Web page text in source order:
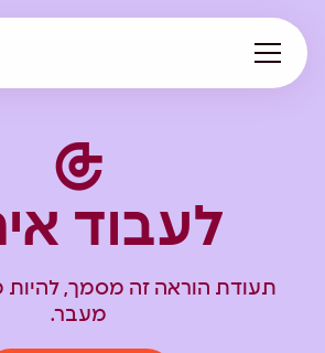
תפיסה חינוכית
המגזין
קריירה
לעבוד
תעודת הוראה זה מסמך, להיות
מעבר.